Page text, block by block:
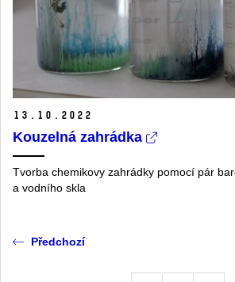
13. 10. 2022
Kouzelná zahrádka
Tvorba chemikovy zahrádky pomocí pár
a vodního skla
Předchozí